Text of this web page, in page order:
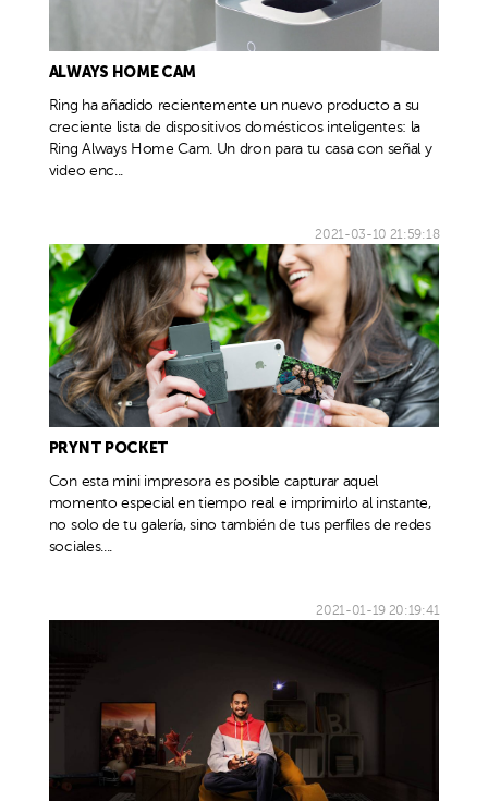
ALWAYS HOME CAM
Ring ha añadido recientemente un nuevo producto a su
creciente lista de dispositivos domésticos inteligentes: la
Ring Always Home Cam. Un dron para tu casa con señal y
video enc...
2021-03-10 21:59:18
PRYNT POCKET
Con esta mini impresora es posible capturar aquel
momento especial en tiempo real e imprimirlo al instante,
no solo de tu galería, sino también de tus perfiles de redes
sociales....
2021-01-19 20:19:41